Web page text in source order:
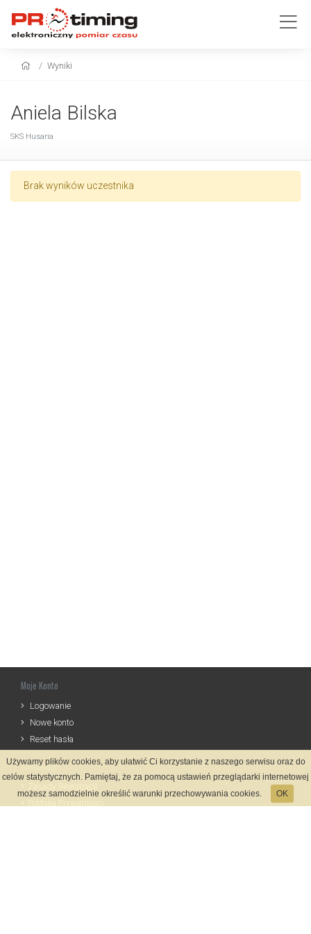
Wyniki
Aniela Bilska
SKS Husaria
Brak wyników uczestnika
Moje Konto
Logowanie
Nowe konto
Reset hasła
Informacje
Używamy plików cookies, aby ułatwić Ci korzystanie z naszego serwisu oraz do
celów statystycznych. Pamiętaj, że za pomocą ustawień przeglądarki internetowej
możesz samodzielnie określić warunki przechowywania cookies.
OK